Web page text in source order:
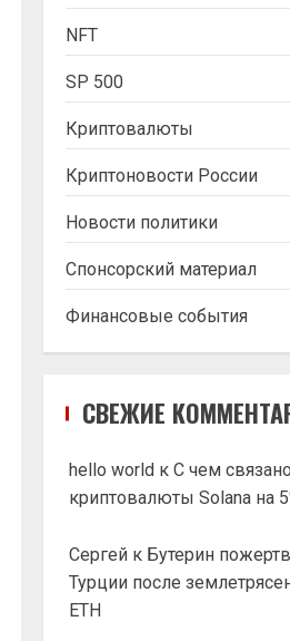
NFT
SP 500
Криптовалюты
Криптоновости России
Новости политики
Спонсорский материал
Финансовые события
СВЕЖИЕ
hello world кС чем
криптовалюты Solana на
Сергей к Бутерин
Турции после
ETH